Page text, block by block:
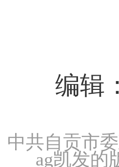
编辑
中共自贡市
ag凯发的